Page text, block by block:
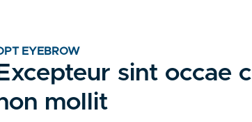
EYEBROW
Excepteur sint occae
mollit